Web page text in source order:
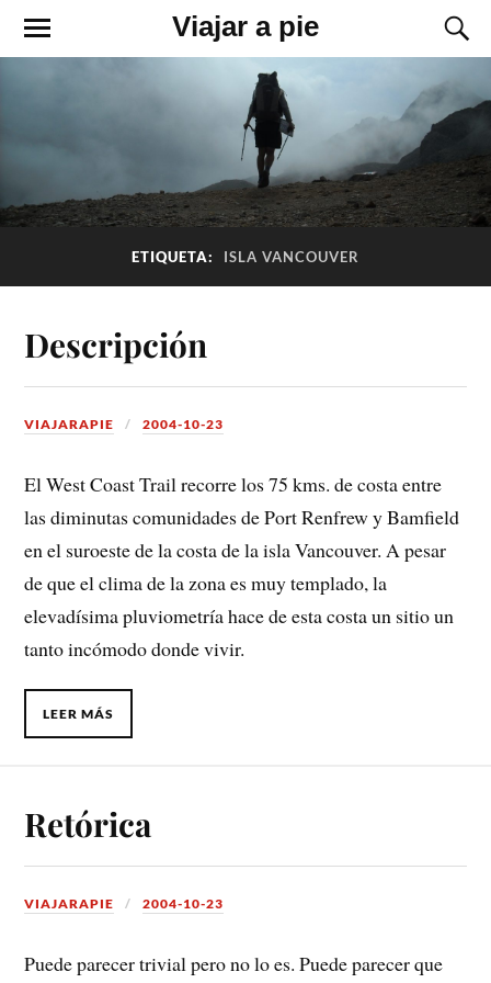
Viajar a pie
ETIQUETA: ISLA VANCOUVER
Descripción
VIAJARAPIE 2004-10-23
El West Coast Trail recorre los 75 kms. de costa entre
las diminutas comunidades de Port Renfrew y Bamfield
en el suroeste de la costa de la isla Vancouver. A pesar
de que el clima de la zona es muy templado, la
elevadísima pluviometría hace de esta costa un sitio un
tanto incómodo donde vivir.
LEER MÁS
Retórica
VIAJARAPIE 2004-10-23
Puede parecer trivial pero no lo es. Puede parecer que